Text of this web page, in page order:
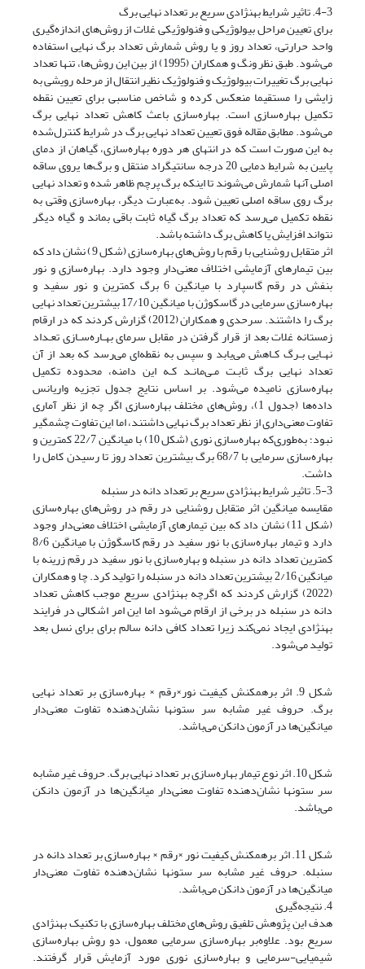
4-3. تاثیر شرایط بهنژادی سریع بر تعداد نهایی برگ
برای تعیین مراحل بیولوژیکی و فنولوژیکی غلات از روش‌های اندازه‌گیری
واحد حرارتی، تعداد روز و یا روش شمارش تعداد برگ نهایی استفاده
می‌شود. طبق نظر ونگ و همکاران (1995) از بین این روش‌ها، تنها تعداد
نهایی برگ تغییرات بیولوژیک و فنولوژیک نظیر انتقال از مرحله رویشی به
زایشی را مستقیما منعکس کرده و شاخص مناسبی برای تعیین نقطه
تکمیل بهاره‌سازی است. بهاره‌سازی باعث کاهش تعداد نهایی برگ
می‌شود. مطابق مقاله فوق تعیین تعداد نهایی برگ در شرایط کنترل‌شده
به این صورت است که در انتهای هر دوره بهاره‌سازی، گیاهان از دمای
پایین به شرایط دمایی 20 درجه سانتیگراد منتقل و برگ‌ها یروی ساقه
اصلی آنها شمارش می‌شوند تا اینکه برگ پرچم ظاهر شده و تعداد نهایی
برگ روی ساقه اصلی تعیین شود. به‌عبارت دیگر، بهاره‌سازی وقتی به
نقطه تکمیل می‌رسد که تعداد برگ گیاه ثابت باقی بماند و گیاه دیگر
نتواند افزایش یا کاهش برگ داشته باشد.
اثر متقابل روشنایی با رقم با روش‌های بهاره‌سازی (شکل 9) نشان داد که
بین تیمارهای آزمایشی اختلاف معنی‌دار وجود دارد. بهاره‌سازی و نور
بنفش در رقم گاسپارد با میانگین 6 برگ کمترین و نور سفید و
بهاره‌سازی سرمایی در گاسکوژن با میانگین 17/10 بیشترین تعداد نهایی
برگ را داشتند. سرحدی و همکاران (2012) گزارش کردند که در ارقام
زمستانه غلات بعد از قرار گرفتن در مقابل سرمای بهـاره‌سـازی تعـداد
نهـایی بـرگ کـاهش می‌یابد و سپس به نقطه‌ای می‌رسد که بعد از آن
تعداد نهایی برگ ثابـت مـی‌مانـد کـه این دامنه، محدوده تکمیل
بهاره‌سازی نامیده می‌شود. بر اساس نتایج جدول تجزیه واریانس
داده‌ها (جدول 1)، روش‌های مختلف بهاره‌سازی اگر چه از نظر آماری
تفاوت معنی‌داری از نظر تعداد برگ نهایی داشتند، اما این تفاوت چشمگیر
نبود؛ به‌طوری‌که بهاره‌سازی نوری (شکل 10) با میانگین 22/7 کمترین و
بهاره‌سازی سرمایی با 68/7 برگ بیشترین تعداد روز تا رسیدن کامل را
داشت.
5-3. تاثیر شرایط بهنژادی سریع بر تعداد دانه در سنبله
مقایسه میانگین اثر متقابل روشنایی در رقم در روش‌های بهاره‌سازی
(شکل 11) نشان داد که بین تیمارهای آزمایشی اختلاف معنی‌دار وجود
دارد و تیمار بهاره‌سازی با نور سفید در رقم کاسگوژن با میانگین 8/6
کمترین تعداد دانه در سنبله و بهاره‌سازی با نور سفید در رقم زرینه با
میانگین 2/16 بیشترین تعداد دانه در سنبله را تولید کرد. چا و همکاران
(2022) گزارش کردند که اگرچه بهنژادی سریع موجب کاهش تعداد
دانه در سنبله در برخی از ارقام می‌شود اما این امر اشکالی در فرایند
بهنژادی ایجاد نمی‌کند زیرا تعداد کافی دانه سالم برای برای نسل بعد
تولید می‌شود.
شکل 9. اثر برهمکنش کیفیت نور×رقم × بهاره‌سازی بر تعداد نهایی
برگ. حروف غیر مشابه سر ستونها نشان‌دهنده تفاوت معنی‌دار
میانگین‌ها در آزمون دانکن می‌باشد.
شکل 10. اثر نوع تیمار بهاره‌سازی بر تعداد نهایی برگ. حروف غیر مشابه
سر ستونها نشان‌دهنده تفاوت معنی‌دار میانگین‌ها در آزمون دانکن
می‌باشد.
شکل 11. اثر برهمکنش کیفیت نور ×رقم × بهاره‌سازی بر تعداد دانه در
سنبله. حروف غیر مشابه سر ستونها نشان‌دهنده تفاوت معنی‌دار
میانگین‌ها در آزمون دانکن می‌باشد.
4. نتیجه‌گیری
هدف این پژوهش تلفیق روش‌های مختلف بهاره‌سازی با تکنیک بهنژادی
سریع بود. علاوه‌بر بهاره‌سازی سرمایی معمول، دو روش بهاره‌سازی
شیمیایی-سرمایی و بهاره‌سازی نوری مورد آزمایش قرار گرفتند.